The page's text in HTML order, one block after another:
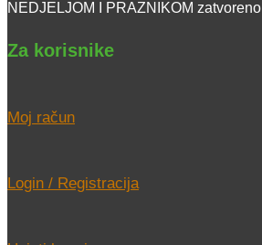
NEDJELJOM I PRAZNIKOM zatvoreno
Za korisnike
Moj račun
Login / Registracija